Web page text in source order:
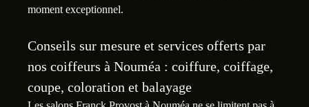
moment exceptionnel.
Conseils sur mesure et services offerts par
nos coiffeurs à Nouméa : coiffure, coiffage,
coupe, coloration et balayage